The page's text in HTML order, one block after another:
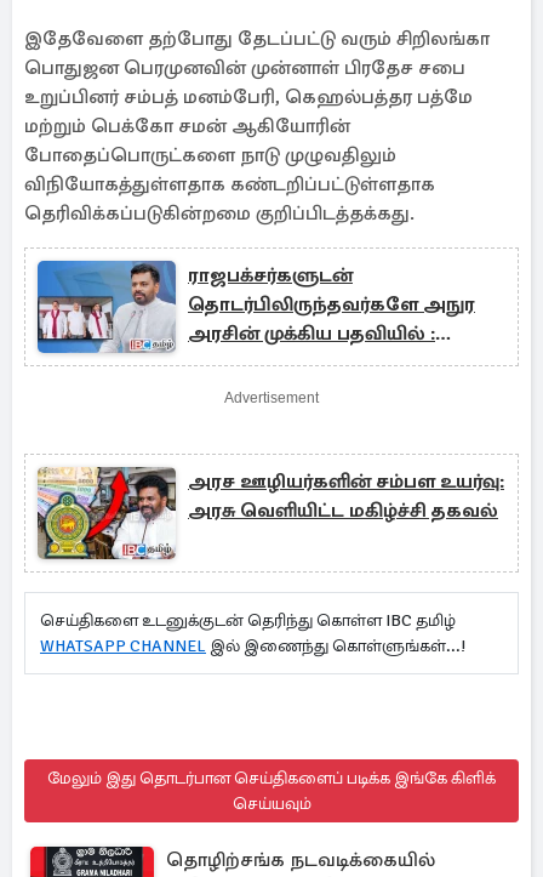
இதேவேளை தற்போது தேடப்பட்டு வரும் சிறிலங்கா
பொதுஜன பெரமுனவின் முன்னாள் பிரதேச சபை
உறுப்பினர் சம்பத் மனம்பேரி, கெஹல்பத்தர பத்மே
மற்றும் பெக்கோ சமன் ஆகியோரின்
போதைப்பொருட்களை நாடு முழுவதிலும்
விநியோகத்துள்ளதாக கண்டறிப்பட்டுள்ளதாக
தெரிவிக்கப்படுகின்றமை குறிப்பிடத்தக்கது.
ராஜபக்சர்களுடன்
தொடர்பிலிருந்தவர்களே அநுர
அரசின் முக்கிய பதவியில் :
எழுந்துள்ள குற்றச்சாட்டு
Advertisement
அரச ஊழியர்களின் சம்பள உயர்வு:
அரசு வெளியிட்ட மகிழ்ச்சி தகவல்
செய்திகளை உடனுக்குடன் தெரிந்து கொள்ள IBC தமிழ்
WHATSAPP CHANNEL இல் இணைந்து கொள்ளுங்கள்...!
மேலும் இது தொடர்பான செய்திகளைப் படிக்க இங்கே கிளிக்
செய்யவும்
தொழிற்சங்க நடவடிக்கையில்